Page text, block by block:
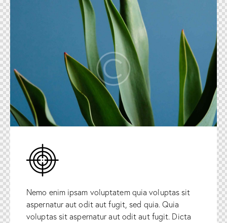
Nemo enim ipsam voluptatem quia voluptas sit
aspernatur aut odit aut fugit, sed quia. Quia
voluptas sit aspernatur aut odit aut fugit. Dicta